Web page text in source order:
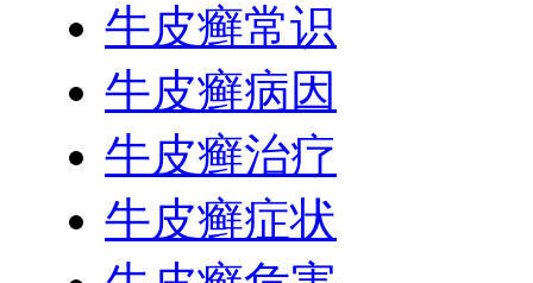
牛皮癣常识
牛皮癣病因
牛皮癣治疗
牛皮癣症状